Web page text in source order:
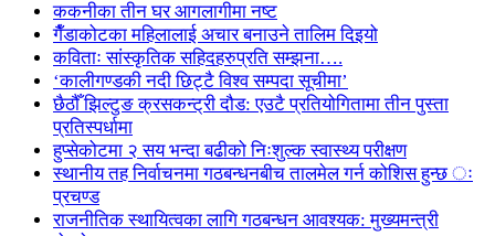
ककनीका तीन घर आगलागीमा नष्ट
गैँडाकोटका महिलालाई अचार बनाउने तालिम दिइयो
कविताः सांस्कृतिक सहिदहरुप्रति सम्झना….
‘कालीगण्डकी नदी छिट्टै विश्व सम्पदा सूचीमा’
छैठौँ झिल्टुङ क्रसकन्ट्री दौड: एउटै प्रतियोगितामा तीन पुस्ता
प्रतिस्पर्धामा
हुप्सेकोटमा २ सय भन्दा बढीको निःशुल्क स्वास्थ्य परीक्षण
स्थानीय तह निर्वाचनमा गठबन्धनबीच तालमेल गर्न कोशिस हुन्छ ः
प्रचण्ड
राजनीतिक स्थायित्वका लागि गठबन्धन आवश्यक: मुख्यमन्त्री